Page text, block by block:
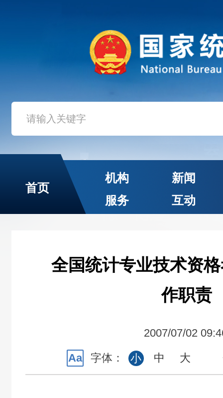
首页
机构
新闻
服务
互动
全国统计专业技术资
作职责
2007/07/02
Aa
字体： 小 中 大